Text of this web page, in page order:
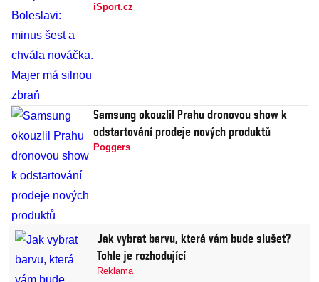
iSport.cz
Samsung okouzlil Prahu dronovou show k
odstartování prodeje nových produktů
Poggers
Jak vybrat barvu, která vám bude slušet?
Tohle je rozhodující
Reklama